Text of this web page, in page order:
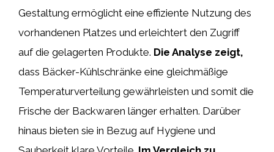
Gestaltung ermöglicht eine effiziente Nutzung des
vorhandenen Platzes und erleichtert den Zugriff
auf die gelagerten Produkte. Die Analyse zeigt,
dass Bäcker-Kühlschränke eine gleichmäßige
Temperaturverteilung gewährleisten und somit die
Frische der Backwaren länger erhalten. Darüber
hinaus bieten sie in Bezug auf Hygiene und